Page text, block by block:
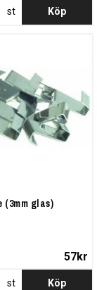
st Köp
(3mm glas)
57kr
st Köp